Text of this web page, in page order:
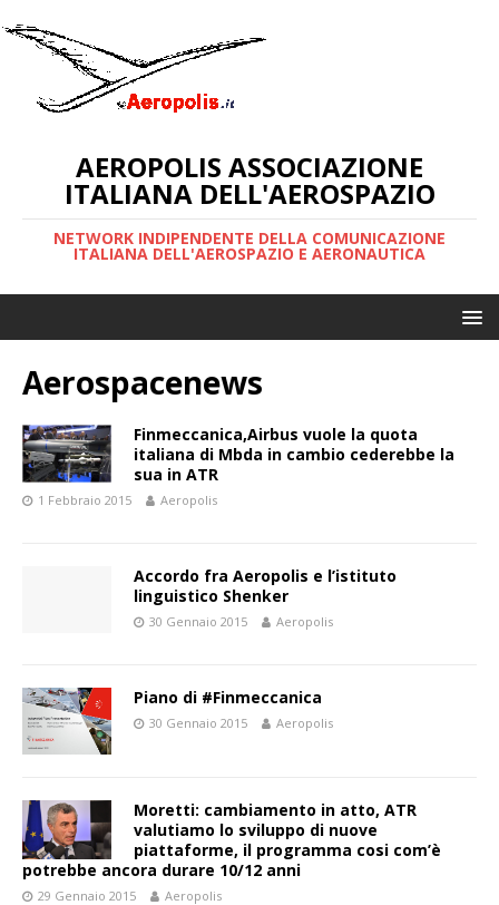
AEROPOLIS ASSOCIAZIONE
ITALIANA DELL'AEROSPAZIO
NETWORK INDIPENDENTE DELLA COMUNICAZIONE
ITALIANA DELL'AEROSPAZIO E AERONAUTICA
Aerospacenews
Finmeccanica,Airbus vuole la quota
italiana di Mbda in cambio cederebbe la
sua in ATR
1 Febbraio 2015 Aeropolis
Accordo fra Aeropolis e l’istituto
linguistico Shenker
30 Gennaio 2015 Aeropolis
Piano di #Finmeccanica
30 Gennaio 2015 Aeropolis
Moretti: cambiamento in atto, ATR
valutiamo lo sviluppo di nuove
piattaforme, il programma cosi com’è
potrebbe ancora durare 10/12 anni
29 Gennaio 2015 Aeropolis